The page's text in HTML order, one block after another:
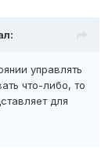
управлять
что-либо, то
для